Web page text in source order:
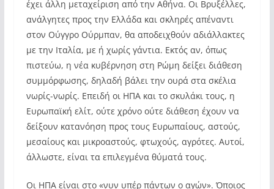
έχει άλλη μεταχείριση από την Αθήνα. Οι Βρυξέλλες,
ανάλγητες προς την Ελλάδα και σκληρές απέναντι
στον Ούγγρο Ούρμπαν, θα αποδειχθούν αδιάλλακτες
με την Ιταλία, με ή χωρίς γάντια. Εκτός αν, όπως
πιστεύω, η νέα κυβέρνηση στη Ρώμη δείξει διάθεση
συμμόρφωσης, δηλαδή βάλει την ουρά στα σκέλια
νωρίς-νωρίς. Επειδή οι ΗΠΑ και το σκυλάκι τους, η
Ευρωπαϊκή ελίτ, ούτε χρόνο ούτε διάθεση έχουν να
δείξουν κατανόηση προς τους Ευρωπαίους, αστούς,
μεσαίους και μικροαστούς, φτωχούς, αγρότες. Αυτοί,
άλλωστε, είναι τα επιλεγμένα θύματά τους.
Οι ΗΠΑ είναι στο «νυν υπέρ πάντων ο αγών». Όποιος